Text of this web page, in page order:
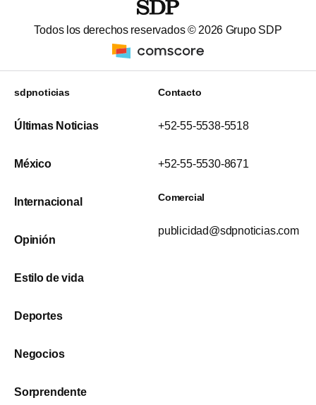
Todos los derechos reservados © 2026 Grupo SDP
sdpnoticias
Últimas Noticias
México
Internacional
Opinión
Estilo de vida
Deportes
Negocios
Sorprendente
Contacto
+52-55-5538-5518
+52-55-5530-8671
Comercial
publicidad@sdpnoticias.com